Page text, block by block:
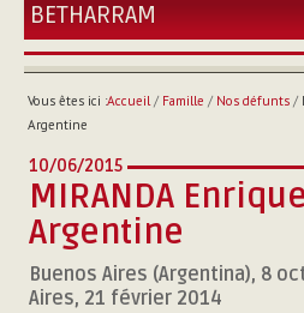
BETHARRAM
ACCUEIL
BÉTHARRAM
MISSION
NEF
MULTIMÉDIA
P. AUGUSTE ETCHÉCOPAR
Vous êtes ici :Accueil/ Famille / Nos défunts/
Argentine
10/06/2015
MIRANDA
Argentine
Buenos Aires (Argentina), 8
Aires, 21 février 2014